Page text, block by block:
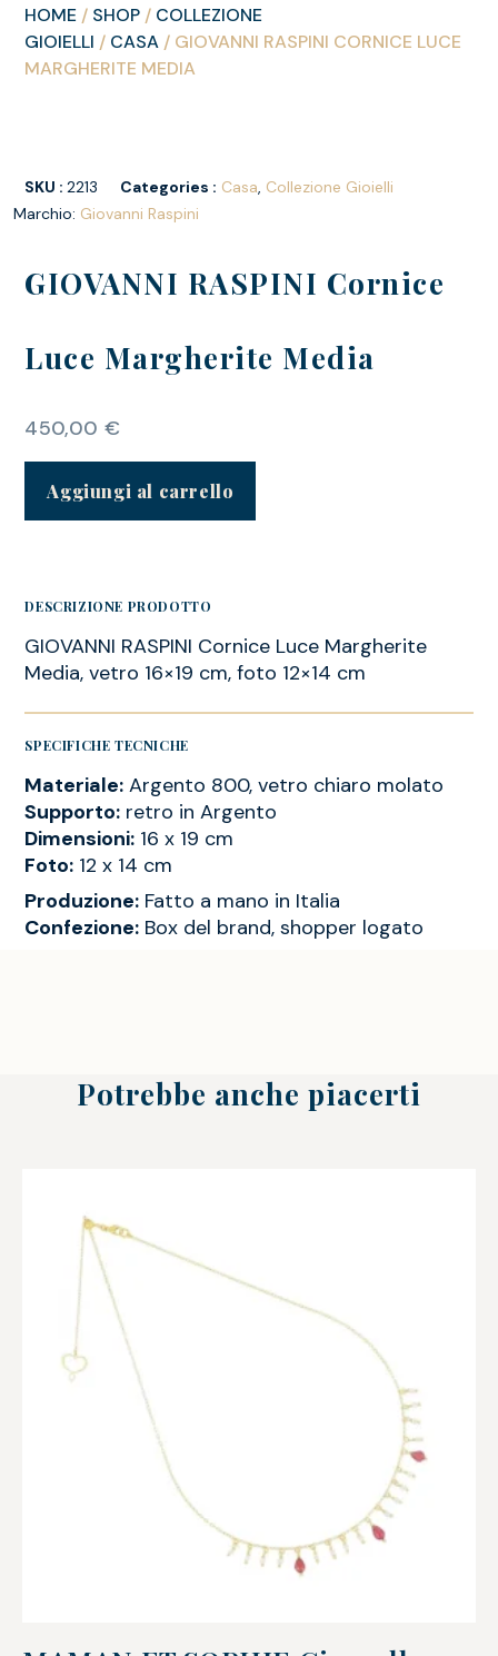
HOME / SHOP / COLLEZIONE
GIOIELLI / CASA / GIOVANNI RASPINI CORNICE LUCE
MARGHERITE MEDIA
SKU :2213 Categories : Casa, Collezione Gioielli
Marchio: Giovanni Raspini
GIOVANNI RASPINI Cornice
Luce Margherite Media
450,00 €
Aggiungi al carrello
DESCRIZIONE PRODOTTO
GIOVANNI RASPINI Cornice Luce Margherite
Media, vetro 16×19 cm, foto 12×14 cm
SPECIFICHE TECNICHE
Materiale: Argento 800, vetro chiaro molato
Supporto: retro in Argento
Dimensioni: 16 x 19 cm
Foto: 12 x 14 cm
Produzione: Fatto a mano in Italia
Confezione: Box del brand, shopper logato
Potrebbe anche piacerti